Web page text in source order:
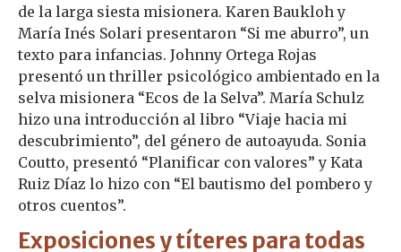
de la larga siesta misionera. Karen Baukloh y
María Inés Solari presentaron “Si me aburro”, un
texto para infancias. Johnny Ortega Rojas
presentó un thriller psicológico ambientado en la
selva misionera “Ecos de la Selva”. María Schulz
hizo una introducción al libro “Viaje hacia mi
descubrimiento”, del género de autoayuda. Sonia
Coutto, presentó “Planificar con valores” y Kata
Ruiz Díaz lo hizo con “El bautismo del pombero y
otros cuentos”.
Exposiciones y títeres para todas